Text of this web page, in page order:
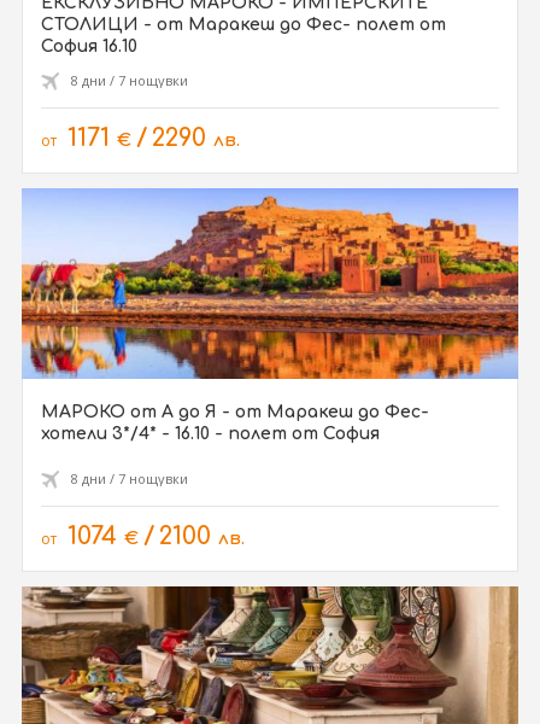
СТОЛИЦИ - от Маракеш до Фес- полет от
София 16.10
8 дни / 7 нощувки
от 1171 € / 2290 лв.
МАРОКО от А до Я - от Маракеш до Фес-
хотели 3*/4* - 16.10 - полет от София
8 дни / 7 нощувки
от 1074 € / 2100 лв.